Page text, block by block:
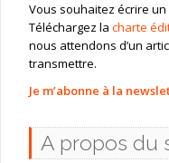
Vous souhaitez écrire
Téléchargez la charte
nous attendons d’un
transmettre.
Je m’abonne à la
A propos du